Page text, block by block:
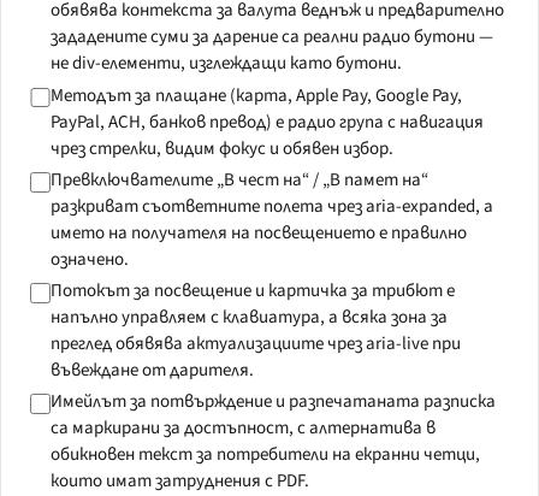
обявява контекста за валута веднъж и предварително
зададените суми за дарение са реални радио бутони —
не div-елементи, изглеждащи като бутони.
Методът за плащане (карта, Apple Pay, Google Pay,
PayPal, ACH, банков превод) е радио група с навигация
чрез стрелки, видим фокус и обявен избор.
Превключвателите „В чест на“ / „В памет на“
разкриват съответните полета чрез aria-expanded, а
името на получателя на посвещението е правилно
означено.
Потокът за посвещение и картичка за трибют е
напълно управляем с клавиатура, а всяка зона за
преглед обявява актуализациите чрез aria-live при
въвеждане от дарителя.
Имейлът за потвърждение и разпечатаната разписка
са маркирани за достъпност, с алтернатива в
обикновен текст за потребители на екранни четци,
които имат затруднения с PDF.